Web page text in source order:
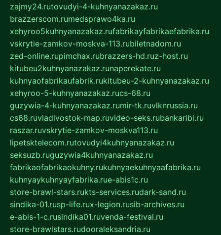
zajmy24.rutovudyi-4-kuhnyanazakaz.ru
brazzerscom.rumedsprawo4ka.ru
xehyroo5kuhnyanazakaz.rufabrikayfabrikaefabrika.ru
vskrytie-zamkov-moskva-113.rubiletnadom.ru
zed-online.rupimchax.rubrazzers-hd.ruz-host.ru
kitubeu2kuhnyanazakaz.runaperekate.ru
kuhnyaofabrikaufabrik.rukitubeu-2-kuhnyanazakaz.ru
xehyroo-5-kuhnyanazakaz.rucs-68.ru
guzywia-4-kuhnyanazakaz.rumir-tk.ruvlknrussia.ru
cs68.ruvladivostok-map.ruvideo-seks.rubankaribi.ru
raszar.ruvskrytie-zamkov-moskva113.ru
lipetsktelecom.rutovudyi4kuhnyanazakaz.ru
seksuzb.ruguzywia4kuhnyanazakaz.ru
fabrikaofabrikaokuhny.rukuhnyaekuhnyaafabrika.ru
kuhnyaykuhnyayfabrika.rue-abis1c.ru
store-brawl-stars.rukts-services.rudark-sand.ru
sindika-01.rusp-life.rux-legion.rusib-archives.ru
e-abis-1-c.rusindika01.ruvenda-festival.ru
store-brawlstars.rudooraleksandria.ru